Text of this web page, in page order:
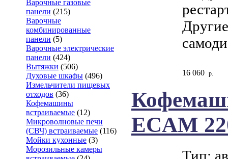
Варочные газовые
панели (215)
Варочные
комбинированные
панели (5)
Варочные электрические
панели (424)
Вытяжки (506)
Духовые шкафы (496)
Измельчители пищевых
отходов (36)
Кофемашины
встраиваемые (12)
Микроволновые печи
(СВЧ) встраиваемые (116)
Мойки кухонные (3)
Морозильные камеры
16 060 р.
ECAM
Тип: